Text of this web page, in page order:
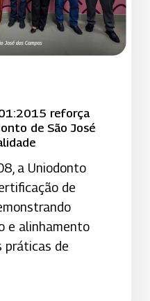
reforça
de São José
a Uniodonto
de
e alinhamento
práticas de